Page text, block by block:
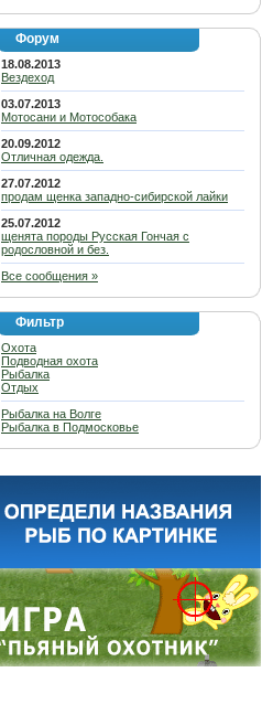
Форум
18.08.2013
Вездеход
03.07.2013
Мотосани и Мотособака
20.09.2012
Отличная одежда.
27.07.2012
продам щенка западно-сибирской лайки
25.07.2012
щенята породы Русская Гончая с
родословной и без.
Все сообщения »
Фильтр
Охота
Подводная охота
Рыбалка
Отдых
Рыбалка на Волге
Рыбалка в Подмосковье